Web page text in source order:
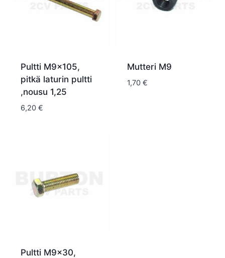
Pultti M9x105,
pitkä laturin pultti
,nousu 1,25
6,20 €
Mutteri M9
1,70 €
Pultti M9x30,